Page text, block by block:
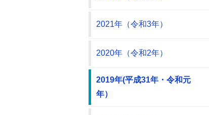
2021年（令和3年）
2020年（令和2年）
2019年(平成31年・令和元
年）